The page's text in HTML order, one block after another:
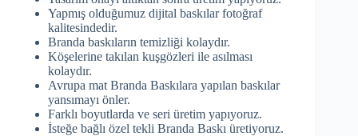
Yapmış olduğumuz dijital baskılar fotoğraf
kalitesindedir.
Branda baskıların temizliği kolaydır.
Köşelerine takılan kuşgözleri ile asılması
kolaydır.
Avrupa mat Branda Baskılara yapılan baskılar
yansımayı önler.
Farklı boyutlarda ve seri üretim yapıyoruz.
İsteğe bağlı özel tekli Branda Baskı üretiyoruz.